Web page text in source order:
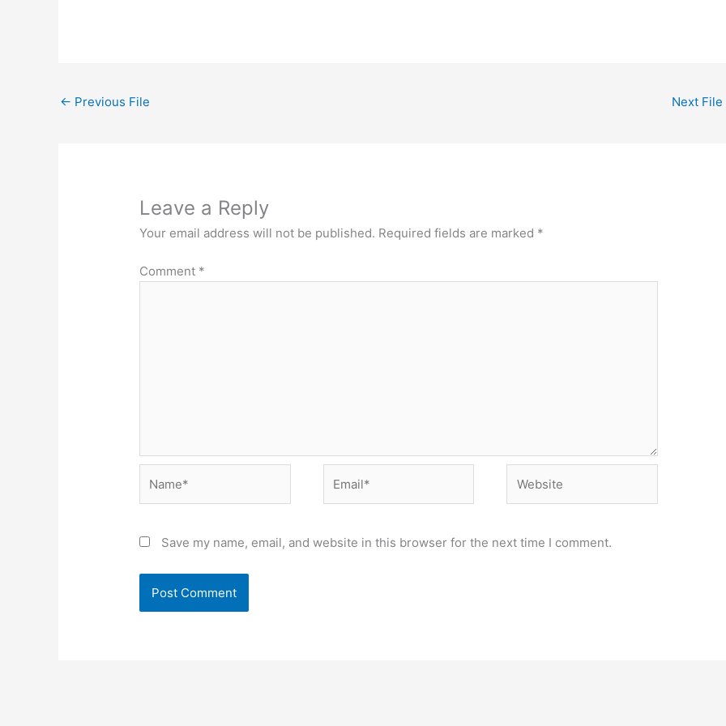
← Previous File Next File
Leave a Reply
Your email address will not be published. Required fields are marked *
Comment *
Save my name, email, and website in this browser for the next time I comment.